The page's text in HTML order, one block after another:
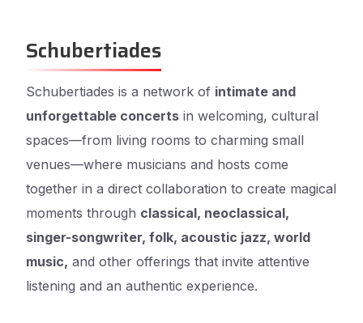
Schubertiades
Schubertiades is a network of intimate and
unforgettable concerts in welcoming, cultural
spaces—from living rooms to charming small
venues—where musicians and hosts come
together in a direct collaboration to create magical
moments through classical, neoclassical,
singer-songwriter, folk, acoustic jazz, world
music, and other offerings that invite attentive
listening and an authentic experience.